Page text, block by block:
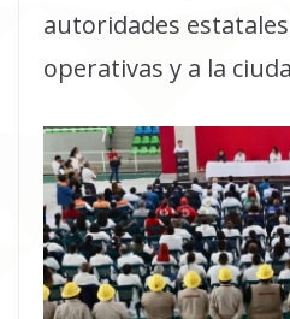
autoridades
operativas y a la